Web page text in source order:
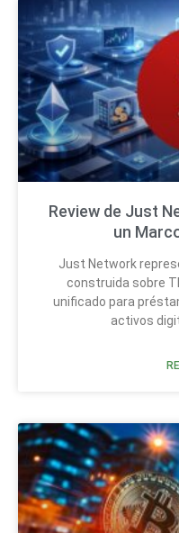
Review de Just
un
Just Network
construida sobre
unificado para
activos